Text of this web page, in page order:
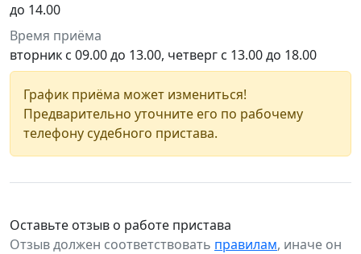
до 14.00
Время приёма
вторник с 09.00 до 13.00, четверг с 13.00 до 18.00
График приёма может измениться!
Предварительно уточните его по рабочему
телефону судебного пристава.
Оставьте отзыв о работе пристава
Отзыв должен соответствовать правилам, иначе он